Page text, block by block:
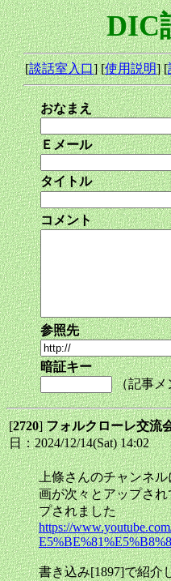
DIC
[談話室入口] [使用説明] [
おなまえ
Ｅメール
タイトル
コメント
参照先
暗証キー
（記事メ
[2720]フォルクローレ交流
日：2024/12/14(Sat) 14:02
上條さんのチャンネ
画が次々とアップさ
プされました
https://
書き込み[1897]で紹介